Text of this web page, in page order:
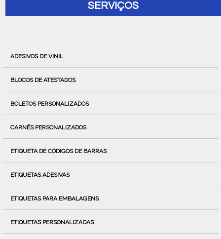
SERVIÇOS
ADESIVOS DE VINIL
BLOCOS DE ATESTADOS
BOLETOS PERSONALIZADOS
CARNÊS PERSONALIZADOS
ETIQUETA DE CÓDIGOS DE BARRAS
ETIQUETAS ADESIVAS
ETIQUETAS PARA EMBALAGENS
ETIQUETAS PERSONALIZADAS